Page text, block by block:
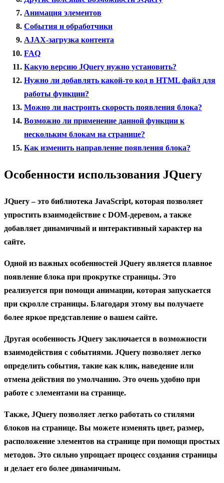
Анимация элементов
События и обработчики
AJAX-загрузка контента
FAQ
Какую версию JQuery нужно установить?
Нужно ли добавлять какой-то код в HTML файл для
работы функции?
Можно ли настроить скорость появления блока?
Возможно ли применение данной функции к
нескольким блокам на странице?
Как изменить направление появления блока?
Особенности использования JQuery
JQuery– это библиотека JavaScript, которая позволяет
упростить взаимодействие с DOM-деревом, а также
добавляет динамичный и интерактивный характер на
сайте.
Одной из важных особенностей JQuery является плавное
появление блока при прокрутке страницы. Это
реализуется при помощи анимации, которая запускается
при скролле страницы. Благодаря этому вы получаете
более яркое представление о вашем сайте.
Другая особенность JQuery заключается в возможности
взаимодействия с событиями. JQuery позволяет легко
определить события, такие как клик, наведение или
отмена действия по умолчанию. Это очень удобно при
работе с элементами на странице.
Также, JQuery позволяет легко работать со стилями
блоков на странице. Вы можете изменять цвет, размер,
расположение элементов на странице при помощи простых
методов. Это сильно упрощает процесс создания страницы
и делает его более динамичным.